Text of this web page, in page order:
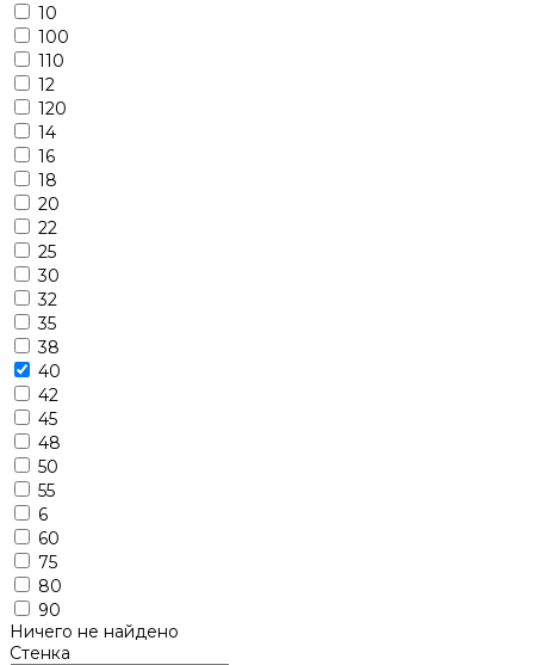
10
100
110
12
120
14
16
18
20
22
25
30
32
35
38
40
42
45
48
50
55
6
60
75
80
90
Ничего не найдено
Стенка